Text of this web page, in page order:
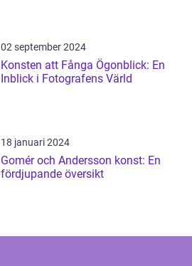
02 september 2024
Konsten att Fånga Ögonblick: En
Inblick i Fotografens Värld
18 januari 2024
Gomér och Andersson konst: En
fördjupande översikt